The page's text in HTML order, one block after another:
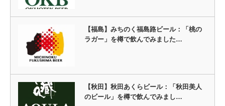
【福島】みちのく福島路ビール：「桃の
ラガー」を樽で飲んでみました…
【秋田】秋田あくらビール：「秋田美人
のビール」を樽で飲んでみまし…